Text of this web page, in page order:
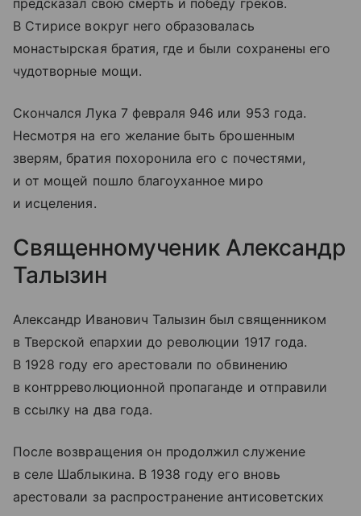
предсказал свою смерть и победу греков.
В Стирисе вокруг него образовалась
монастырская братия, где и были сохранены его
чудотворные мощи.
Скончался Лука 7 февраля 946 или 953 года.
Несмотря на его желание быть брошенным
зверям, братия похоронила его с почестями,
и от мощей пошло благоуханное миро
и исцеления.
Священномученик Александр
Талызин
Александр Иванович Талызин был священником
в Тверской епархии до революции 1917 года.
В 1928 году его арестовали по обвинению
в контрреволюционной пропаганде и отправили
в ссылку на два года.
После возвращения он продолжил служение
в селе Шаблыкина. В 1938 году его вновь
арестовали за распространение антисоветских